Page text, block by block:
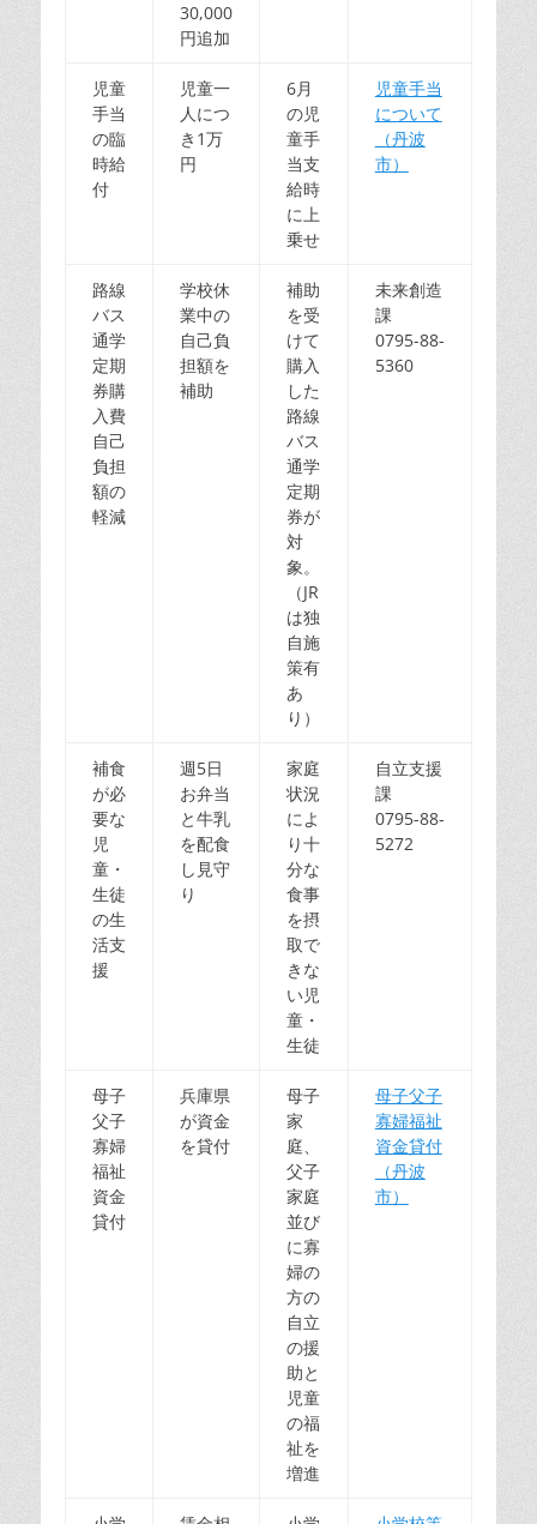
30,000
円追加
児童
手当
の臨
時給
付
児童一
人につ
き1万
円
6月
の児
童手
当支
給時
に上
乗せ
児童手当
について
（丹波
市）
路線
バス
通学
定期
券購
入費
自己
負担
額の
軽減
学校休
業中の
自己負
担額を
補助
補助
を受
けて
購入
した
路線
バス
通学
定期
券が
対
象。
（JR
は独
自施
策有
あ
り）
未来創造
課
0795-88-
5360
補食
が必
要な
児
童・
生徒
の生
活支
援
週5日
お弁当
と牛乳
を配食
し見守
り
家庭
状況
によ
り十
分な
食事
を摂
取で
きな
い児
童・
生徒
自立支援
課
0795-88-
5272
母子
父子
寡婦
福祉
資金
貸付
兵庫県
が資金
を貸付
母子
家
庭、
父子
家庭
並び
に寡
婦の
方の
自立
の援
助と
児童
の福
祉を
増進
母子父子
寡婦福祉
資金貸付
（丹波
市）